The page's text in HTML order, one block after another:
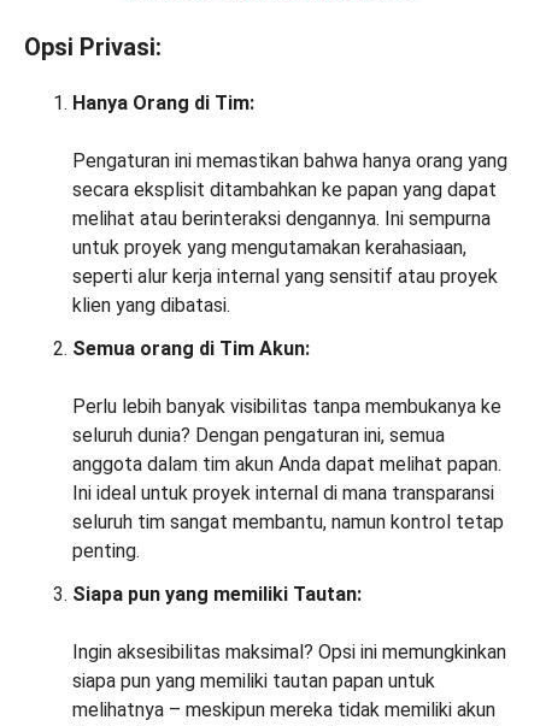
Opsi Privasi:
Hanya Orang di Tim:
Pengaturan ini memastikan bahwa hanya orang yang
secara eksplisit ditambahkan ke papan yang dapat
melihat atau berinteraksi dengannya. Ini sempurna
untuk proyek yang mengutamakan kerahasiaan,
seperti alur kerja internal yang sensitif atau proyek
klien yang dibatasi.
Semua orang di Tim Akun:
Perlu lebih banyak visibilitas tanpa membukanya ke
seluruh dunia? Dengan pengaturan ini, semua
anggota dalam tim akun Anda dapat melihat papan.
Ini ideal untuk proyek internal di mana transparansi
seluruh tim sangat membantu, namun kontrol tetap
penting.
Siapa pun yang memiliki Tautan:
Ingin aksesibilitas maksimal? Opsi ini memungkinkan
siapa pun yang memiliki tautan papan untuk
melihatnya – meskipun mereka tidak memiliki akun